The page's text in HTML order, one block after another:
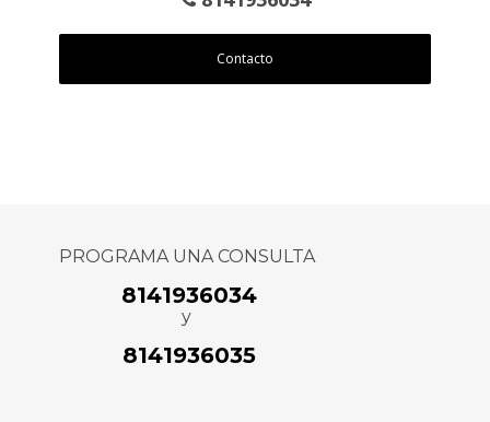
Contacto
PROGRAMA UNA CONSULTA
8141936034
y
8141936035